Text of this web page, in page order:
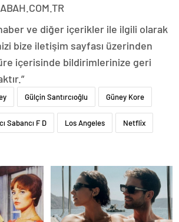
ve diğer içerikler ile ilgili olarak
bize iletişim sayfası üzerinden
içerisinde bildirimlerinize geri
Gülçin Santırcıoğlu Güney Kore
Sabancı F D Los Angeles Netflix